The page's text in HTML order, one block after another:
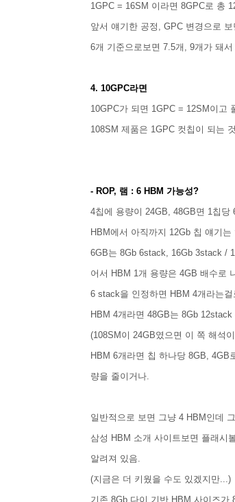
1GPC = 16SM 이라면 8GPC로 총
앞서 얘기한 공정, GPC 변경으로
6개 기준으로보면 7.5개, 9개가 돼
4. 10GPC라면
10GPC가 되면 1GPC = 12SM이고
108SM 제품은 1GPC 컷칩이 되는
- ROP, 램 : 6 HBM 가능성?
4칩에 용량이 24GB, 48GB면 1칩당
HBM에서 아직까지 12Gb 칩 얘기
6GB는 8Gb 6stack, 16Gb 3stack /
어서 HBM 1개 용량은 4GB 배수로
6 stack을 인정하면 HBM 4개라는
HBM 4개라면 48GB는 8Gb
(108SM이 24GB였으면 이 쪽 해석
HBM 6개라면 칩 하나당 8GB,
량을 줄이거나.
일반적으로 보면 그냥 4 HBM인데
삼성 HBM 소개 사이트보면 플래시
알려져 있음.
(지금은 더 키웠을 수도 있겠지만...)
기존 8Gb 다이 기반 HBM 사이즈가